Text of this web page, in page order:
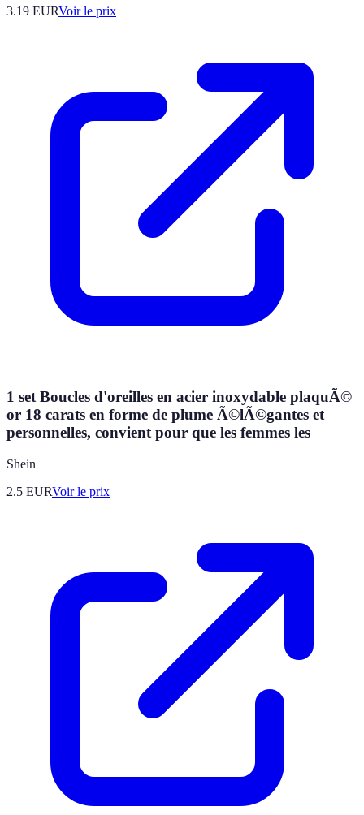
3.19 EURVoir le prix
1 set Boucles d'oreilles en acier inoxydable plaquÃ©
or 18 carats en forme de plume Ã©lÃ©gantes et
personnelles, convient pour que les femmes les
Shein
2.5 EURVoir le prix